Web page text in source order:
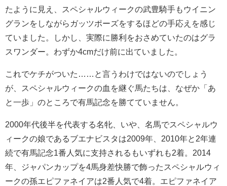
たように見え、スペシャルウィークの武豊騎手もウイニン
グランをしながらガッツポーズをするほどの手応えを感じ
ていました。しかし、実際に勝利をおさめていたのはグラ
スワンダー。わずか4cmだけ前に出ていました。
これでケチがついた……と言うわけではないのでしょう
が、スペシャルウィークの血を継ぐ馬たちは、なぜか「あ
と一歩」のところで有馬記念を勝てていません。
2000年代後半を代表する名牝、いや、名馬でスペシャルウ
ィークの娘であるブエナビスタは2009年、2010年と2年連
続で有馬記念1番人気に支持されるもいずれも2着。2014
年、ジャパンカップを4馬身差快勝で飾ったスペシャルウィ
ークの孫エピファネイアは2番人気で4着。エピファネイア